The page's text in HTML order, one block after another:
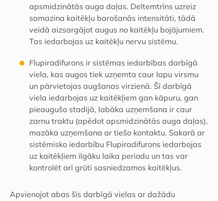
apsmidzinātās auga daļas. Deltemtrīns uzreiz
samazina kaitēkļu barošanās intensitāti, tādā
veidā aizsargājot augus no kaitēkļu bojājumiem.
Tas iedarbojas uz kaitēkļu nervu sistēmu.
Flupiradifurons ir sistēmas iedarbības darbīgā
viela, kas augos tiek uzņemta caur lapu virsmu
un pārvietojas augšanas virzienā. Šī darbīgā
viela iedarbojas uz kaitēkļiem gan kāpuru, gan
pieaugušo stadijā, labāka uzņemšana ir caur
zarnu traktu (apēdot apsmidzinātās auga daļas),
mazāka uzņemšana ar tiešo kontaktu. Sakarā ar
sistēmisko iedarbību Flupiradifurons iedarbojas
uz kaitēkļiem ilgāku laika periodu un tas var
kontrolēt arī grūti sasniedzamos kaitēkļus.
Apvienojot abas šīs darbīgā vielas ar dažādu